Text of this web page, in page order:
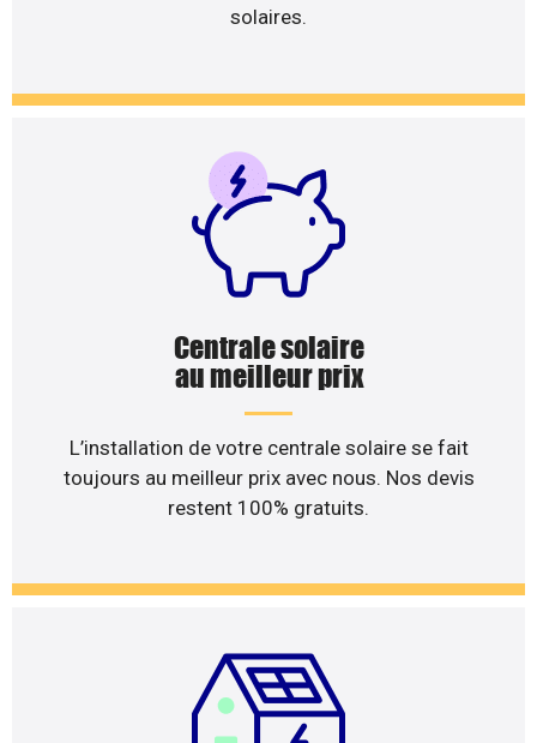
solaires.
Centrale solaire
au meilleur prix
L’installation de votre centrale solaire se fait
toujours au meilleur prix avec nous. Nos devis
restent 100% gratuits.